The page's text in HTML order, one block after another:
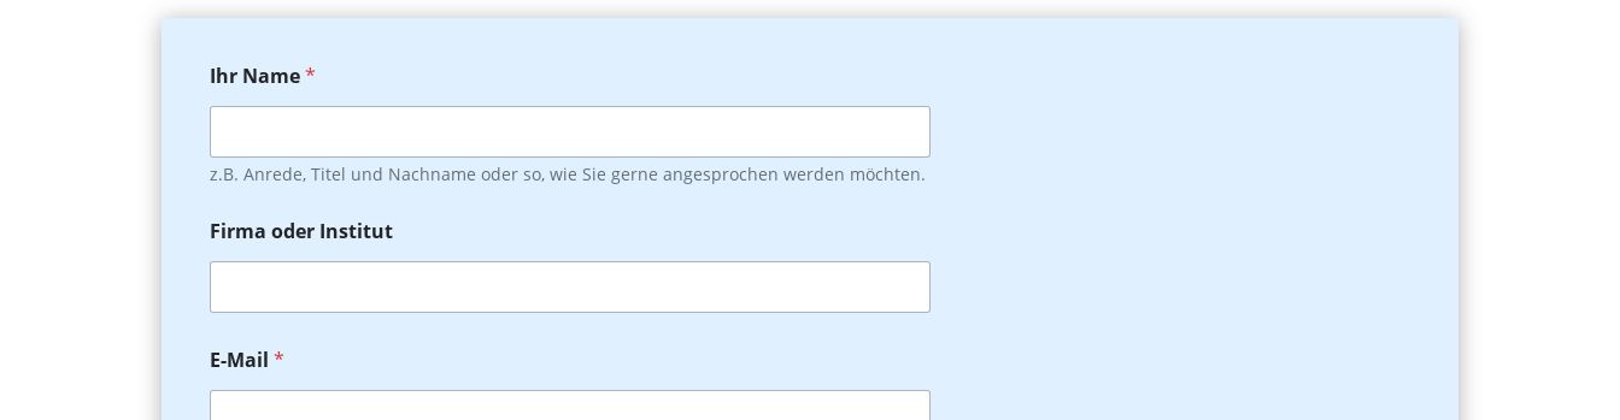
Ihr Name*
z.B. Anrede, Titel und Nachname oder so, wie Sie gerne angesprochen werden möchten.
Firma oder Institut
E-Mail*